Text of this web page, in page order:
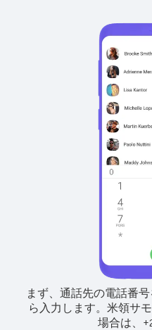
まず、通話先の電話番
ら入力します。 米領サ
場合は、
+